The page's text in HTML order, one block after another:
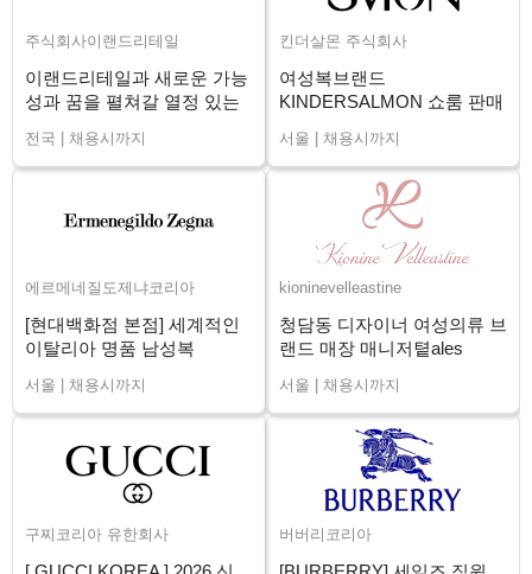
주식회사이랜드리테일
이랜드리테일과 새로운 가능
성과 꿈을 펼쳐갈 열정 있는
전국 | 채용시까지
킨더살몬 주식회사
여성복브랜드
KINDERSALMON 쇼룸 판매
서울 | 채용시까지
에르메네질도제냐코리아
[현대백화점 본점] 세계적인
이탈리아 명품 남성복
서울 | 채용시까지
kioninevelleastine
청담동 디자이너 여성의류 브
랜드 매장 매니저톁ales
서울 | 채용시까지
구찌코리아 유한회사 버버리코리아